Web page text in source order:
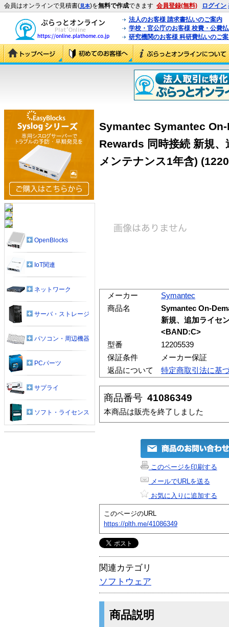
会員はオンラインで見積書(見本)を無料で作成できます 会員登録(無料) ログイン
法人のお客様 請求書払いのご案内
学校・官公庁のお客様 校費・公費
研究機関のお客様 科研費払いのご
Symantec Symantec
Rewards 同時接続 新規
メンテナンス1年含)
メーカー
Symantec
商品名
Symantec On-
新規、追加ライセ
<BAND:C>
型番
12205539
保証条件
メーカー保証
返品について
特定商取引法に基
商品番号 41086349
本商品は販売を終了しました
このページを印刷する
メールでURLを送る
お気に入りに追加する
このページのURL
https://plth.me/41086349
関連カテゴリ
ソフトウェア
商品説明
OpenBlocks
IoT関連
ネットワーク
サーバ・ストレージ
パソコン・周辺機器
PCパーツ
サプライ
ソフト・ライセンス